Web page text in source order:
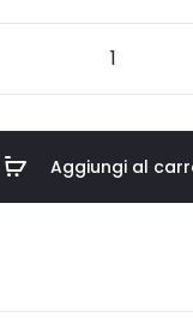
€399,00.
Aggiungi al